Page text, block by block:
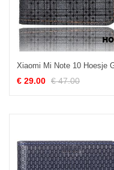
€ 29.00 € 47.00